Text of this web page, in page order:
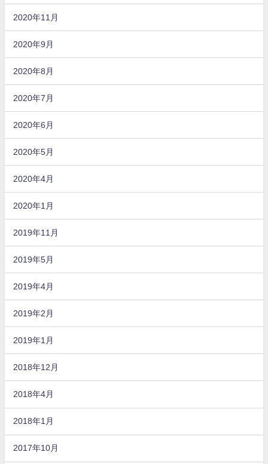
2020年11月
2020年9月
2020年8月
2020年7月
2020年6月
2020年5月
2020年4月
2020年1月
2019年11月
2019年5月
2019年4月
2019年2月
2019年1月
2018年12月
2018年4月
2018年1月
2017年10月